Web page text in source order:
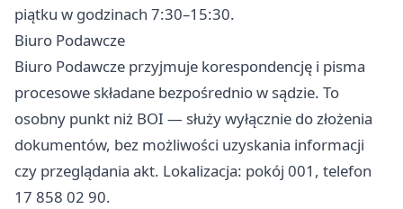
piątku w godzinach 7:30–15:30.
Biuro Podawcze
Biuro Podawcze przyjmuje korespondencję i pisma
procesowe składane bezpośrednio w sądzie. To
osobny punkt niż BOI — służy wyłącznie do złożenia
dokumentów, bez możliwości uzyskania informacji
czy przeglądania akt. Lokalizacja: pokój 001, telefon
17 858 02 90.